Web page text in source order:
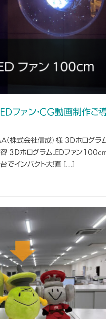
ファン・CG動画制作ご
式会社信成) 様 3Dホログラ
3DホログラムLEDファン
でインパクト大！直 […]